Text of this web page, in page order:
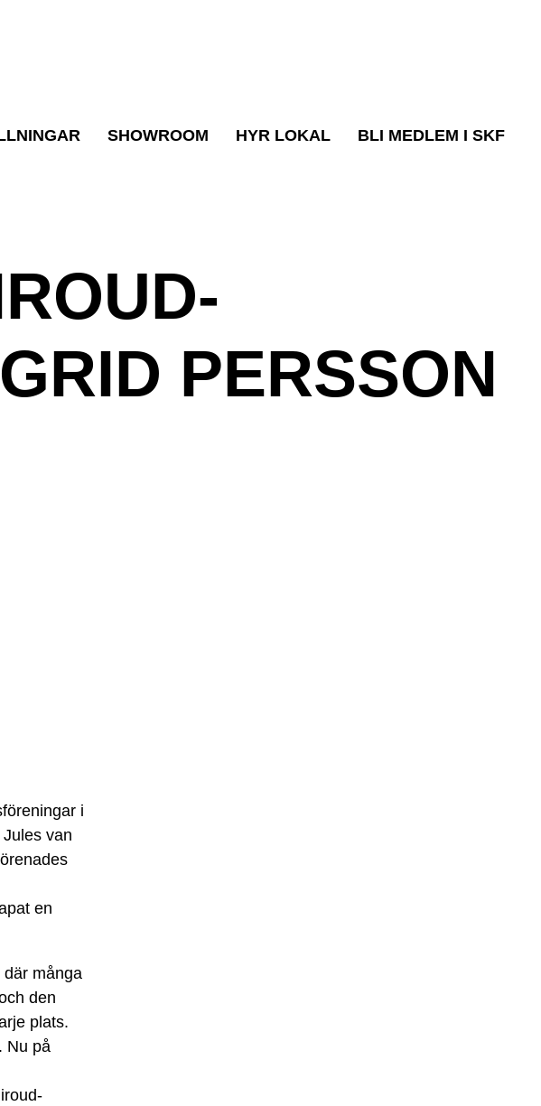
SHOWROOM HYR LOKAL BLI MEDLEM I SKF
PERSSON
i
van
en
många
den
plats.
Nu på